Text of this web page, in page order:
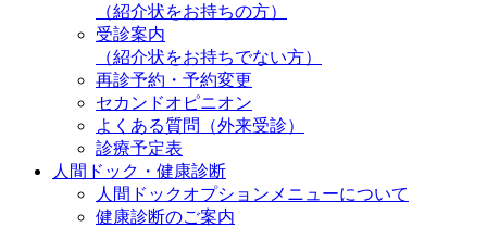
（紹介状をお持ちの方）
受診案内
（紹介状をお持ちでない方）
再診予約・予約変更
セカンドオピニオン
よくある質問（外来受診）
診療予定表
人間ドック・健康診断
人間ドックオプションメニューについて
健康診断のご案内